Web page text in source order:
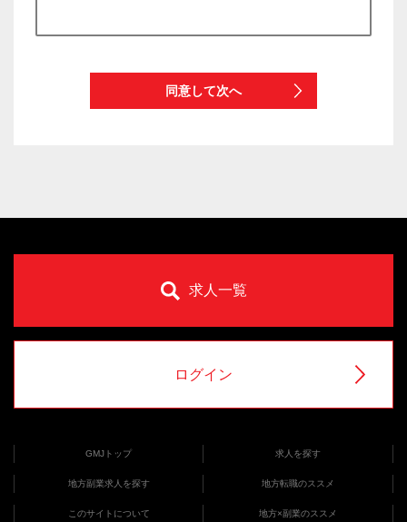
同意して次へ
求人一覧
ログイン
GMJトップ 求人を探す
地方副業求人を探す 地方転職のススメ
このサイトについて 地方×副業のススメ